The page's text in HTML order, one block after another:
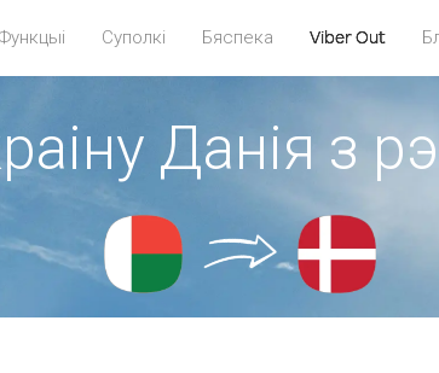
Суполкі Бяспека Viber Out
Данія з